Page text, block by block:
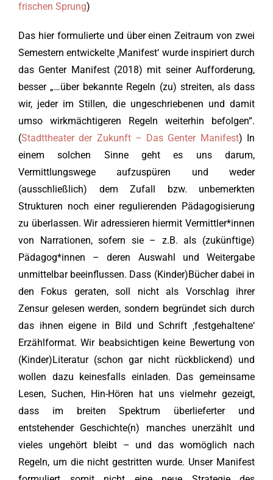
frischen Sprung)
Das hier formulierte und über einen Zeitraum von zwei
Semestern entwickelte ‚Manifest‘ wurde inspiriert durch
das Genter Manifest (2018) mit seiner Aufforderung,
besser „…über bekannte Regeln (zu) streiten, als dass
wir, jeder im Stillen, die ungeschriebenen und damit
umso wirkmächtigeren Regeln weiterhin befolgen“.
(Stadttheater der Zukunft – Das Genter Manifest) In
einem solchen Sinne geht es uns darum,
Vermittlungswege aufzuspüren und weder
(ausschließlich) dem Zufall bzw. unbemerkten
Strukturen noch einer regulierenden Pädagogisierung
zu überlassen. Wir adressieren hiermit Vermittler*innen
von Narrationen, sofern sie – z.B. als (zukünftige)
Pädagog*innen – deren Auswahl und Weitergabe
unmittelbar beeinflussen. Dass (Kinder)Bücher dabei in
den Fokus geraten, soll nicht als Vorschlag ihrer
Zensur gelesen werden, sondern begründet sich durch
das ihnen eigene in Bild und Schrift ‚festgehaltene‘
Erzählformat. Wir beabsichtigen keine Bewertung von
(Kinder)Literatur (schon gar nicht rückblickend) und
wollen dazu keinesfalls einladen. Das gemeinsame
Lesen, Suchen, Hin-Hören hat uns vielmehr gezeigt,
dass im breiten Spektrum überlieferter und
entstehender Geschichte(n) manches unerzählt und
vieles ungehört bleibt – und das womöglich nach
Regeln, um die nicht gestritten wurde. Unser Manifest